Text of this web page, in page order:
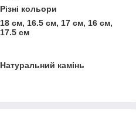
Різні кольори
18 см, 16.5 см, 17 см, 16 см,
17.5 см
Натуральний камінь